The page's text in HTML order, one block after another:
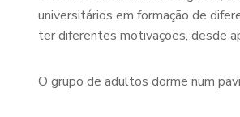
universitários em formação de
ter diferentes motivações, desde
O grupo de adultos dorme num